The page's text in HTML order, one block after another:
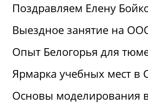
Поздравляем Елену
Выездное занятие на
Опыт Белогорья для
Ярмарка учебных мест в
Основы моделирования